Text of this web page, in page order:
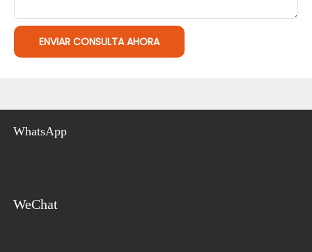
ENVIAR CONSULTA AHORA
WhatsApp
WeChat